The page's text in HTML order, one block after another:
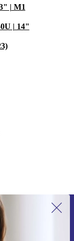
| M1
| 14"
refurbed